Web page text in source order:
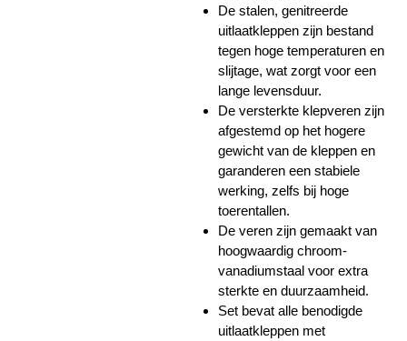
De stalen, genitreerde
uitlaatkleppen zijn bestand
tegen hoge temperaturen en
slijtage, wat zorgt voor een
lange levensduur.
De versterkte klepveren zijn
afgestemd op het hogere
gewicht van de kleppen en
garanderen een stabiele
werking, zelfs bij hoge
toerentallen.
De veren zijn gemaakt van
hoogwaardig chroom-
vanadiumstaal voor extra
sterkte en duurzaamheid.
Set bevat alle benodigde
uitlaatkleppen met